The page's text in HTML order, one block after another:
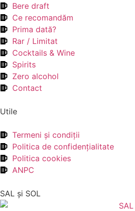
Bere draft
Ce recomandăm
Prima dată?
Rar / Limitat
Cocktails & Wine
Spirits
Zero alcohol
Contact
Utile
Termeni şi condiţii
Politica de confidenţialitate
Politica cookies
ANPC
SAL şi SOL